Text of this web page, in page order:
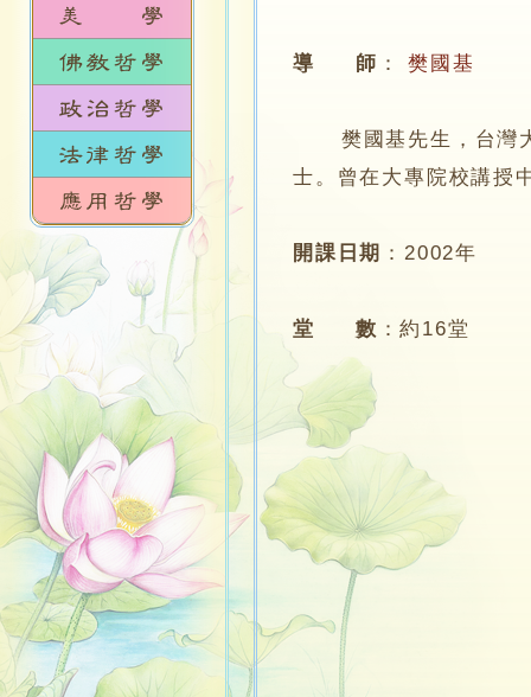
導 師 ： 樊國基
樊國基先生，台灣大
士。曾在大專院校講授
開課日期 ：2002年
堂 數 ：約16堂